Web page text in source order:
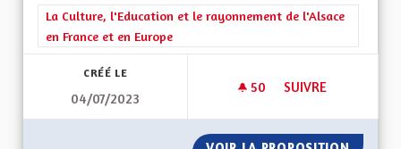
Filtrer les résultats de la catégorie : La Culture, l'Education et
La Culture, l'Education et le rayonnement de l'Alsace
en France et en Europe
CRÉÉ LE
04/07/2023
50 50 ABONNÉS
SUIVRE